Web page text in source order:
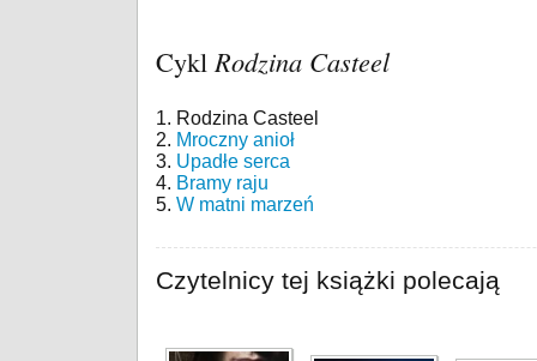
CyklRodzina Casteel
1. Rodzina Casteel
2. Mroczny anioł
3. Upadłe serca
4. Bramy raju
5. W matni marzeń
Czytelnicy tej książki polecają